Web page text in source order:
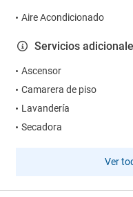
Aire Acondicionado
Servicios
Ascensor
Camarera de piso
Lavandería
Secadora
Ver